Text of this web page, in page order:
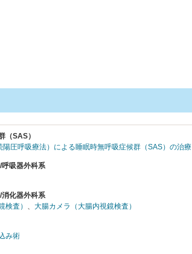
（SAS）
陽圧呼吸療法）による睡眠時無呼吸症候群（SAS）の治療
呼吸器外科系
消化器外科系
検査） 、 大腸カメラ（大腸内視鏡検査）
み術